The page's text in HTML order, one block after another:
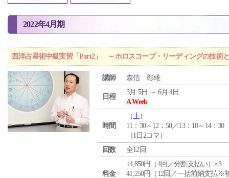
2022年4月期
西洋占星術中級実習「Part2」 ～ホロスコープ・リーディングの技術
講師 森信 彰雄
日程
3月 5日 ～ 6月 4日
A Week
時間
（土）
11：30～12：50／13：10～14：30
（1日2コマ）
回数
全12回
料金
14,850円（4回／分割支払い）×3
41,250円（12回／一括前納支払※